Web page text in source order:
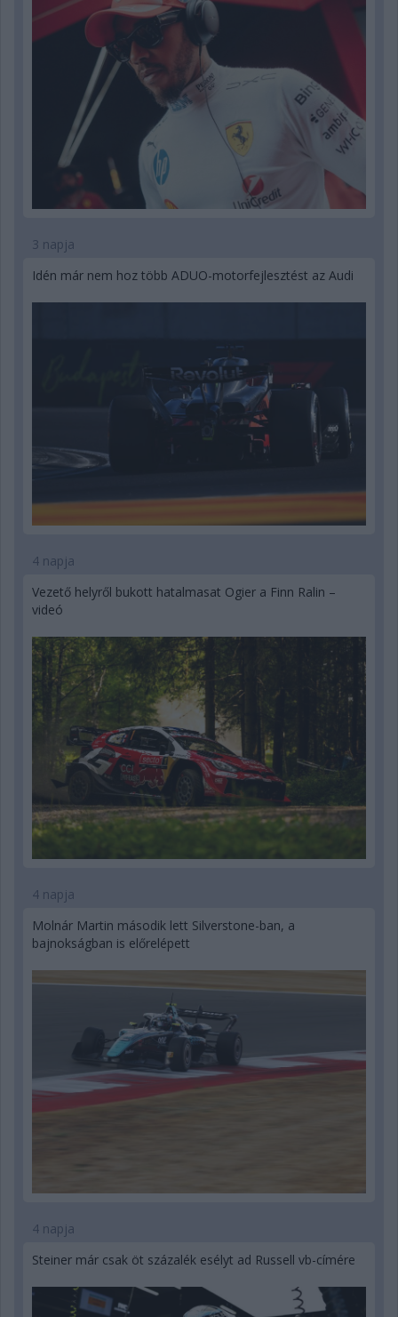
3 napja
Idén már nem hoz több ADUO-motorfejlesztést az Audi
4 napja
Vezető helyről bukott hatalmasat Ogier a Finn Ralin –
videó
4 napja
Molnár Martin második lett Silverstone-ban, a
bajnokságban is előrelépett
4 napja
Steiner már csak öt százalék esélyt ad Russell vb-címére